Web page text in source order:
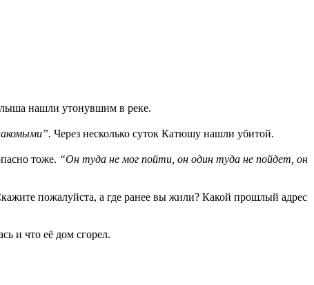
нашли утонувшим в реке.
Через несколько суток Катюшу нашли убитой.
тоже. “Он туда не мог пойти, он один туда не пойдет, он
пожалуйста, а где ранее вы жили? Какой прошлый адрес
и что её дом сгорел.